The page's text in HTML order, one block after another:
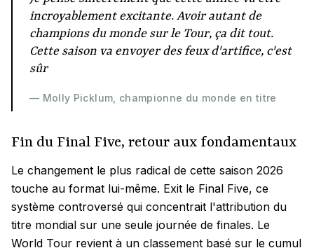
incroyablement excitante. Avoir autant de
champions du monde sur le Tour, ça dit tout.
Cette saison va envoyer des feux d'artifice, c'est
sûr
— Molly Picklum, championne du monde en titre
Fin du Final Five, retour aux fondamentaux
Le changement le plus radical de cette saison 2026
touche au format lui-même. Exit le Final Five, ce
système controversé qui concentrait l'attribution du
titre mondial sur une seule journée de finales. Le
World Tour revient à un classement basé sur le cumul